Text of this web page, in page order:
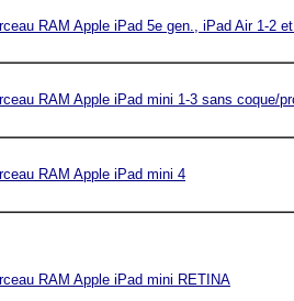
RAM Apple iPad 5e gen., iPad Air 1-2
RAM Apple iPad mini 1-3 sans coque/
RAM Apple iPad mini 4
RAM Apple iPad mini RETINA